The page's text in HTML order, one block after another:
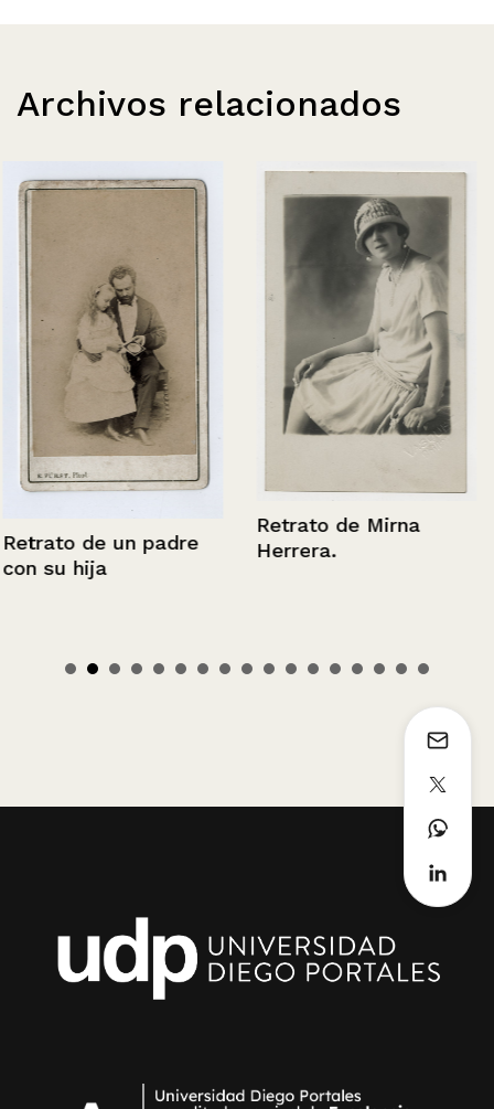
Archivos relacionados
Retrato de un padre
con su hija
Retrato de Mirna
Herrera.